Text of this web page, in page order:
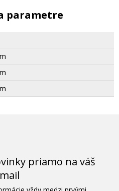
parametre
priamo na váš